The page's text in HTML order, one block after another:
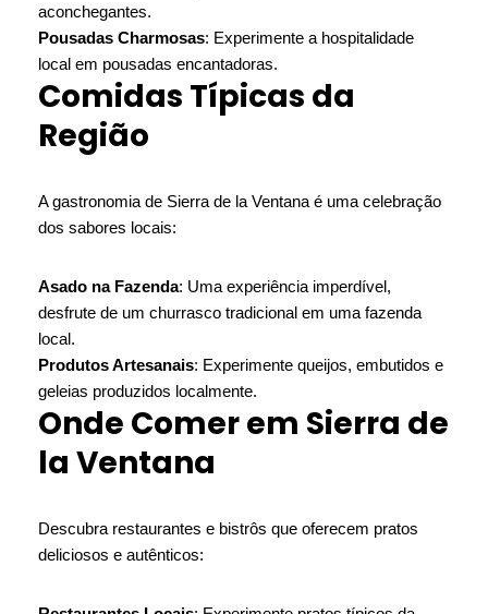
aconchegantes.
Pousadas Charmosas: Experimente a hospitalidade
local em pousadas encantadoras.
Comidas Típicas da
Região
A gastronomia de Sierra de la Ventana é uma celebração
dos sabores locais:
Asado na Fazenda: Uma experiência imperdível,
desfrute de um churrasco tradicional em uma fazenda
local.
Produtos Artesanais: Experimente queijos, embutidos e
geleias produzidos localmente.
Onde Comer em Sierra de
la Ventana
Descubra restaurantes e bistrôs que oferecem pratos
deliciosos e autênticos: